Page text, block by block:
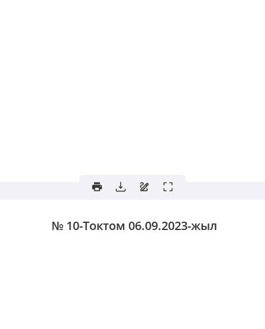
№ 10-Токтом 06.09.2023-жыл